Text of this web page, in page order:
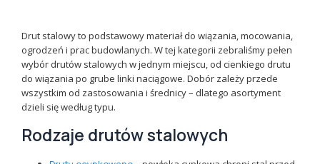
Drut stalowy to podstawowy materiał do wiązania, mocowania,
ogrodzeń i prac budowlanych. W tej kategorii zebraliśmy pełen
wybór drutów stalowych w jednym miejscu, od cienkiego drutu
do wiązania po grube linki naciągowe. Dobór zależy przede
wszystkim od zastosowania i średnicy – dlatego asortyment
dzieli się według typu.
Rodzaje drutów stalowych